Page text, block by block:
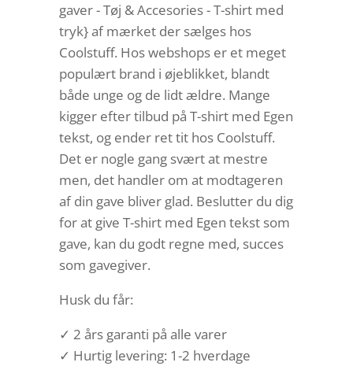
gaver - Tøj & Accesories - T-shirt med
tryk} af mærket der sælges hos
Coolstuff. Hos webshops er et meget
populært brand i øjeblikket, blandt
både unge og de lidt ældre. Mange
kigger efter tilbud på T-shirt med Egen
tekst, og ender ret tit hos Coolstuff.
Det er nogle gang svært at mestre
men, det handler om at modtageren
af din gave bliver glad. Beslutter du dig
for at give T-shirt med Egen tekst som
gave, kan du godt regne med, succes
som gavegiver.
Husk du får:
✓ 2 års garanti på alle varer
✓ Hurtig levering: 1-2 hverdage